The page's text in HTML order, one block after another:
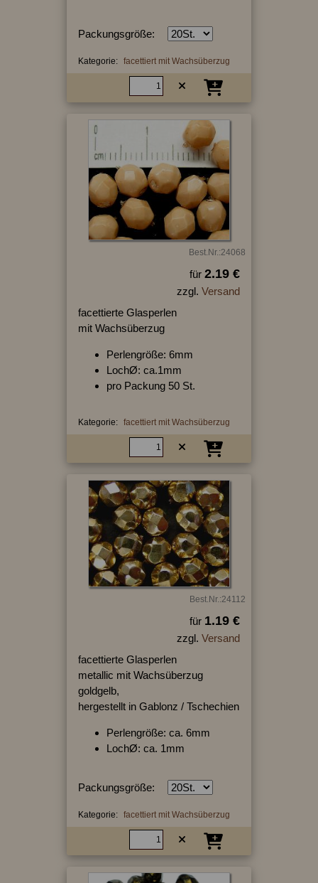
Packungsgröße:
Kategorie: facettiert mit Wachsüberzug
Best.Nr.:24068
für 2.19 €
zzgl. Versand
facettierte Glasperlen
mit Wachsüberzug
Perlengröße: 6mm
LochØ: ca.1mm
pro Packung 50 St.
Kategorie: facettiert mit Wachsüberzug
Best.Nr.:24112
für 1.19 €
zzgl. Versand
facettierte Glasperlen
metallic mit Wachsüberzug
goldgelb,
hergestellt in Gablonz / Tschechien
Perlengröße: ca. 6mm
LochØ: ca. 1mm
Packungsgröße:
Kategorie: facettiert mit Wachsüberzug